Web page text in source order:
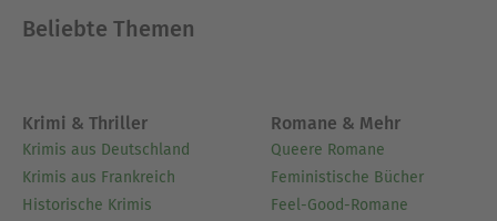
Beliebte Themen
Krimi & Thriller
Krimis aus Deutschland
Krimis aus Frankreich
Historische Krimis
Romane & Mehr
Queere Romane
Feministische Bücher
Feel-Good-Romane